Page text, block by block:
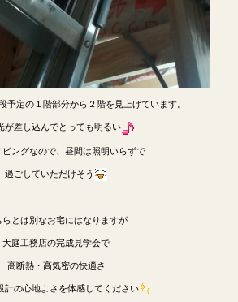
予定の１階部分から２階を見上げています。
が差し込んでとっても明るい
ビングなので、昼間は照明いらずで
過ごしていただけそう
らとは別なお宅にはなりますが
大庭工務店の完成見学会で
高断熱・高気密の快適さ
計の心地よさを体感してください